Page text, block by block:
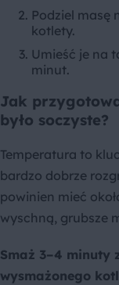
Podziel masę
kotlety.
Umieść je na
minut.
Jak
było soczyste?
Temperatura to
bardzo dobrze
powinien mieć
wyschną, grubsze
Smaż 3–4 minuty
wysmażonego